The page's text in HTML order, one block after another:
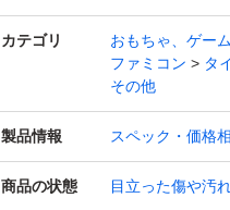
カテゴリ おもちゃ、ゲーム
ファミコン
タ
その他
製品情報 スペック・価格
商品の状態 目立った傷や汚